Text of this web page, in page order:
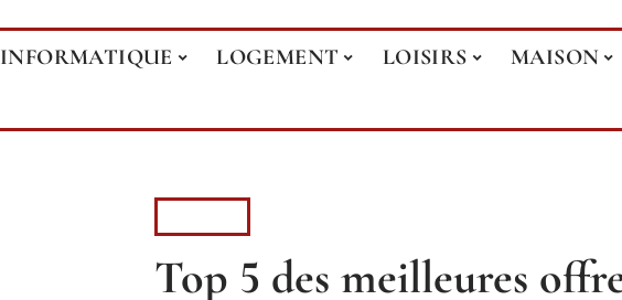
INFORMATIQUE LOGEMENT LOISIRS MAISON
Top 5 des meilleures